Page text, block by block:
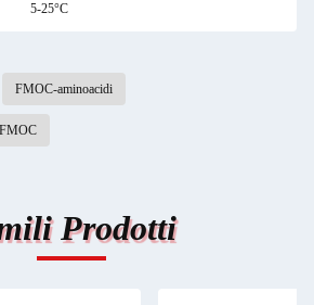
5-25°C
FMOC-aminoacidi
Prodotti